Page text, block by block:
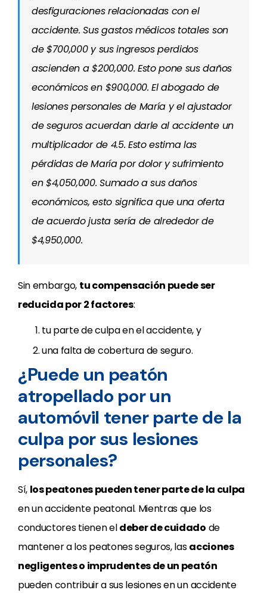
desfiguraciones relacionadas con el
accidente. Sus gastos médicos totales son
de $700,000 y sus ingresos perdidos
ascienden a $200,000. Esto pone sus daños
económicos en $900,000. El abogado de
lesiones personales de María y el ajustador
de seguros acuerdan darle al accidente un
multiplicador de 4.5. Esto estima las
pérdidas de María por dolor y sufrimiento
en $4,050,000. Sumado a sus daños
económicos, esto significa que una oferta
de acuerdo justa sería de alrededor de
$4,950,000.
Sin embargo, tu compensación puede ser
reducida por 2 factores:
tu parte de culpa en el accidente, y
una falta de cobertura de seguro.
¿Puede un peatón
atropellado por un
automóvil tener parte de la
culpa por sus lesiones
personales?
Sí, los peatones pueden tener parte de la culpa
en un accidente peatonal. Mientras que los
conductores tienen eldeber de cuidado de
mantener a los peatones seguros, lasacciones
negligentes o imprudentes de un peatón
pueden contribuir a sus lesiones en un accidente